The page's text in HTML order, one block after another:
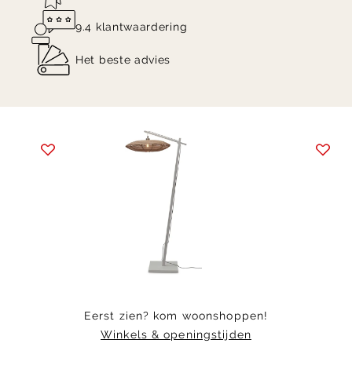
9.4 klantwaardering
Het beste advies
Eerst zien? kom woonshoppen!
Winkels & openingstijden